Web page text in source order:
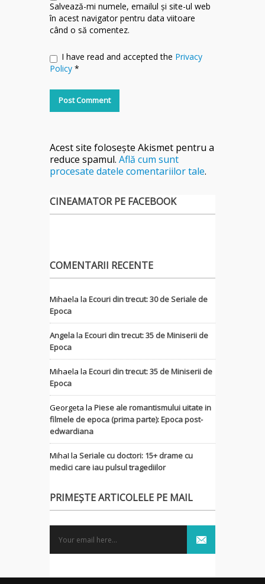
Salvează-mi numele, emailul și site-ul web
în acest navigator pentru data viitoare
când o să comentez.
I have read and accepted the Privacy
Policy *
Acest site folosește Akismet pentru a
reduce spamul. Află cum sunt
procesate datele comentariilor tale.
CINEAMATOR PE FACEBOOK
COMENTARII RECENTE
Mihaela la Ecouri din trecut: 30 de Seriale de
Epoca
Angelala Ecouri din trecut: 35 de Miniserii de
Epoca
Mihaela la Ecouri din trecut: 35 de Miniserii de
Epoca
Georgeta la Piese ale romantismului uitate in
filmele de epoca (prima parte): Epoca post-
edwardiana
MihaI la Seriale cu doctori: 15+ drame cu
medici care iau pulsul tragediilor
PRIMEȘTE ARTICOLELE PE MAIL